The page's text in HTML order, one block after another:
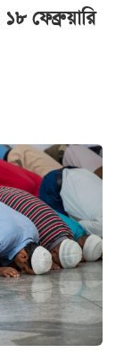
ফেব্রুয়ারি